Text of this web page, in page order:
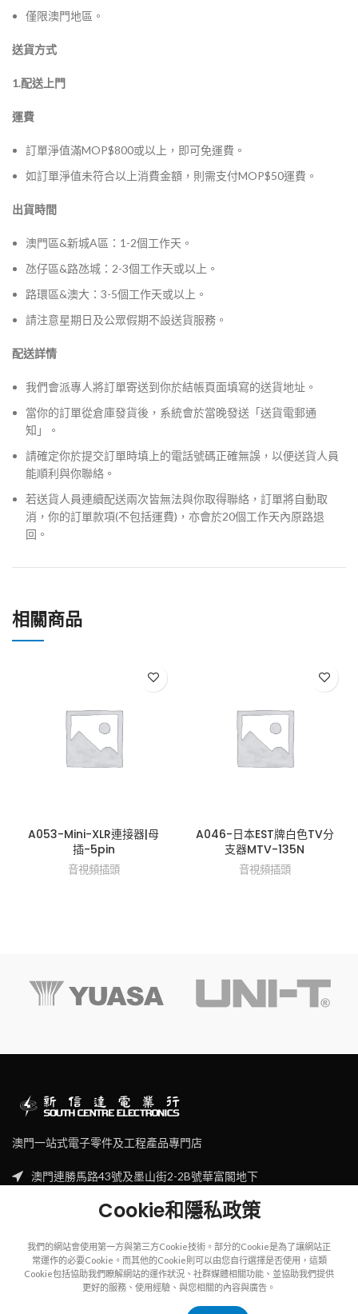
僅限澳門地區。
送貨方式
1.配送上門
運費
訂單淨值滿MOP$800或以上，即可免運費。
如訂單淨值未符合以上消費金額，則需支付MOP$50運費。
出貨時間
澳門區&新城A區：1-2個工作天。
氹仔區&路氹城：2-3個工作天或以上。
路環區&澳大：3-5個工作天或以上。
請注意星期日及公眾假期不設送貨服務。
配送詳情
我們會派專人將訂單寄送到你於結帳頁面填寫的送貨地址。
當你的訂單從倉庫發貨後，系統會於當晚發送「送貨電郵通
知」。
請確定你於提交訂單時填上的電話號碼正確無誤，以便送貨人員
能順利與你聯絡。
若送貨人員連續配送兩次皆無法與你取得聯絡，訂單將自動取
消，你的訂單款項(不包括運費)，亦會於20個工作天內原路退
回。
相關商品
A053-Mini-XLR連接器|母
插-5pin
音視頻插頭
A046-日本EST牌白色TV分
支器MTV-135N
音視頻插頭
澳門一站式電子零件及工程產品專門店
澳門連勝馬路43號及墨山街2-2B號華富閣地下
2023SOUTH CENTRE ELECTRIONCISAll rights reserved.
Cookie和隱私政策
我們的網站會使用第一方與第三方Cookie技術。部分的Cookie是為了讓網站正
常運作的必要Cookie。而其他的Cookie則可以由您自行選擇是否使用，這類
Cookie包括協助我們瞭解網站的運作狀況、社群媒體相關功能、並協助我們提供
更好的服務、使用經驗、與您相關的內容與廣告。